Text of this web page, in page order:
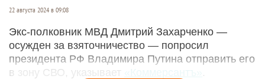
22 августа 2024 в 09:08
Экс-полковник МВД Дмитрий Захарченко —
осужден за взяточничество — попросил
президента РФ Владимира Путина отправить его
в зону СВО, указывает
«Коммерсантъ»